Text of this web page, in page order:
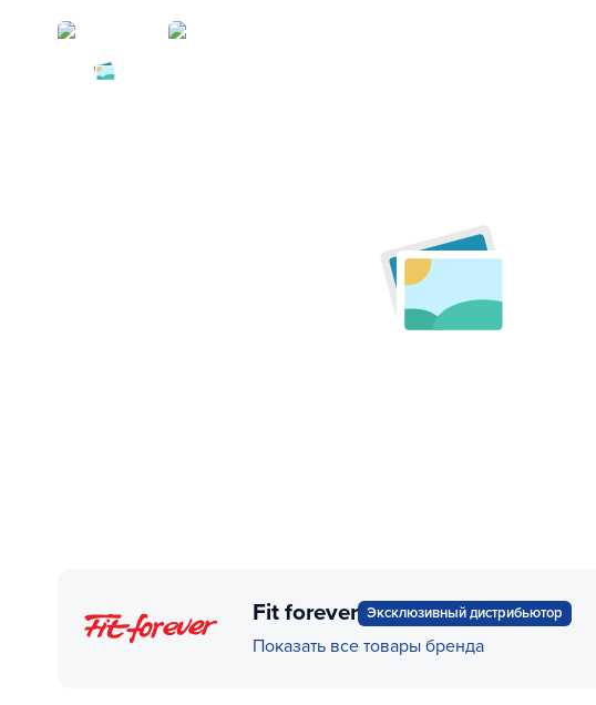
Перчатки для фитнеса Fit forever Cotton Knitted AI-
Fit forever Эксклюзивный дистрибьютор
Показать все товары бренда